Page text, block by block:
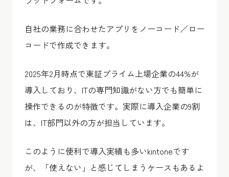
自社の業務に合わせたアプリをノーコード／ロー
コードで作成できます。
2025年2月時点で東証プライム上場企業の44%が
導入しており、ITの専門知識がない方でも簡単に
操作できるのが特徴です。実際に導入企業の9割
は、IT部門以外の方が担当しています。
このように便利で導入実績も多いkintoneです
が、「使えない」と感じてしまうケースもあるよ